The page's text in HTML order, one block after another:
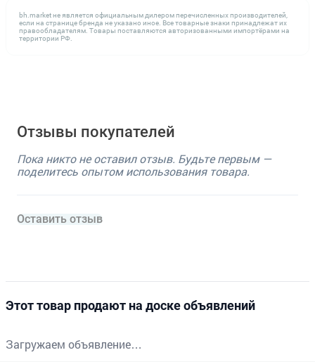
bh.market не является официальным дилером перечисленных производителей,
если на странице бренда не указано иное. Все товарные знаки принадлежат их
правообладателям. Товары поставляются авторизованными импортёрами на
территории РФ.
Отзывы покупателей
Пока никто не оставил отзыв. Будьте первым —
поделитесь опытом использования товара.
Оставить отзыв
Этот товар продают на доске объявлений
Загружаем объявление…